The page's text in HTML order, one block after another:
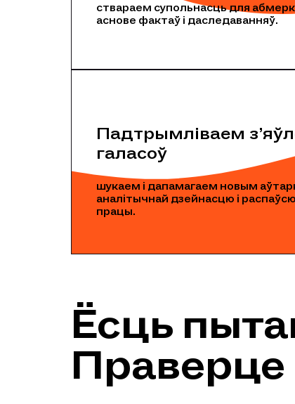
ствараем супольнасць для
аснове фактаў і даследаванняў.
Падтрымліваем
галасоў
шукаем і дапамагаем новым
аналітычнай дзейнасцю і
працы.
Ёсць
Праверце